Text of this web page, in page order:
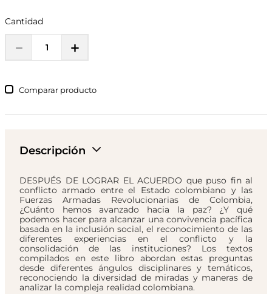
Cantidad
＋
－
Comparar
Descripción
DESPUÉS DE LOGRAR EL ACUERDO que puso fin al
conflicto armado entre el Estado colombiano y las
Fuerzas Armadas Revolucionarias de Colombia,
¿Cuánto hemos avanzado hacia la paz? ¿Y qué
podemos hacer para alcanzar una convivencia pacífica
basada en la inclusión social, el reconocimiento de las
diferentes experiencias en el conflicto y la
consolidación de las instituciones? Los textos
compilados en este libro abordan estas preguntas
desde diferentes ángulos disciplinares y temáticos,
reconociendo la diversidad de miradas y maneras de
analizar la compleja realidad colombiana.